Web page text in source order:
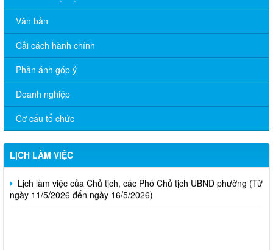
Văn bản
Cải cách hành chính
Phản ánh góp ý
Doanh nghiệp
Cơ cấu tổ chức
LỊCH LÀM VIỆC
THÔNG BÁO Lịch làm việc của Chủ tịch, các Phó Chủ tịch
UBND phường (Từ ngày 08/6/2026 đến ngày 13/6/2026)
CHƯƠNG TRÌNH LÀM VIỆC TUẦN 21 CỦA THƯỜNG TRỰC
ĐẢNG UỶ Từ ngày 18/5/2026 đến 22/5/2026
ngày 18/5/2026 đến ngày 23/5/2026)
ngày 11/5/2026 đến ngày 16/5/2026)